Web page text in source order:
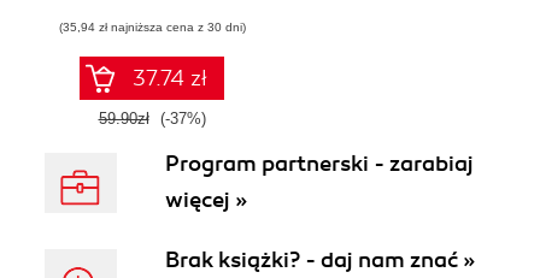
(35,94 zł najniższa cena z 30 dni)
37.74 zł
59.90zł (-37%)
Program partnerski - zarabiaj
więcej »
Brak książki? - daj nam znać »